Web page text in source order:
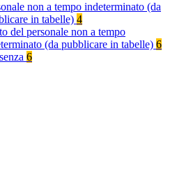
non a tempo indeterminato (da
in tabelle) 4
del personale non a tempo
(da pubblicare in tabelle) 6
6